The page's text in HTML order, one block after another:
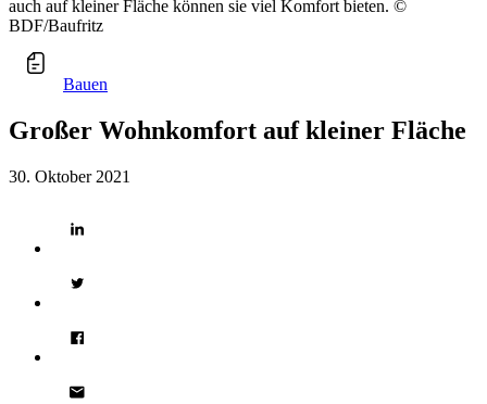
Bauen
Großer Wohnkomfort auf kleiner Fläche
30. Oktober 2021